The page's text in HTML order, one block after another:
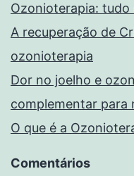
Ozonioterapia: tudo
A recuperação de
ozonioterapia
Dor no joelho e
complementar para
O que é a
Comentários